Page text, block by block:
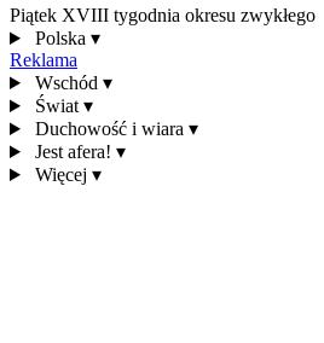
Piątek XVIII tygodnia okresu zwykłego
Polska ▾
Reklama
Wschód ▾
Świat ▾
Duchowość i wiara ▾
Jest afera! ▾
Więcej ▾